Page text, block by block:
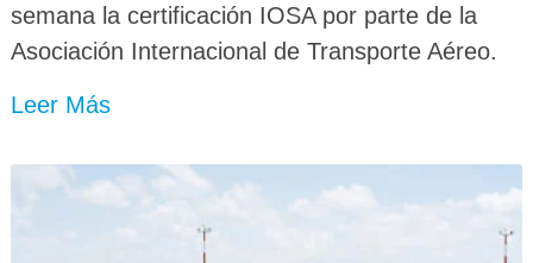
semana la certificación IOSA por parte de la
Asociación Internacional de Transporte Aéreo.
Leer Más